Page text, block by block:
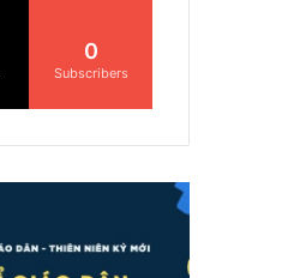
0
Subscribers